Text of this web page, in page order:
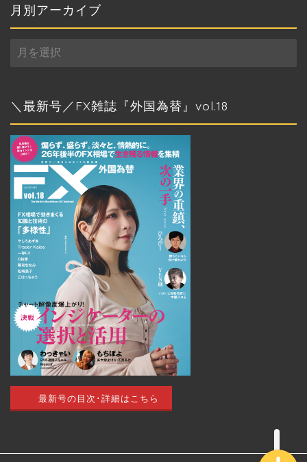
ー
月別アーカイブ
別
カ
＼最新号／FX雑誌『外国為替』vol.18
最新号の目次･詳細はこちら
トップページ
発売のお知らせ
トレードアイデア
最新記事（すべての記事）